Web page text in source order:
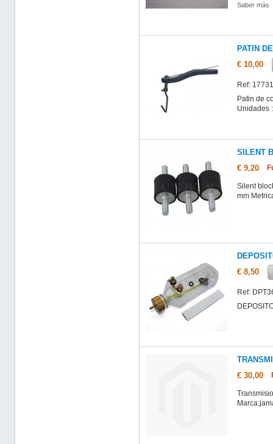
Saber más
PATIN
€ 10,00
Ref:
Patin de
Unidades
SILENT
€ 9,20
Silent
mm
€ 8,50
Ref:
€ 30,00